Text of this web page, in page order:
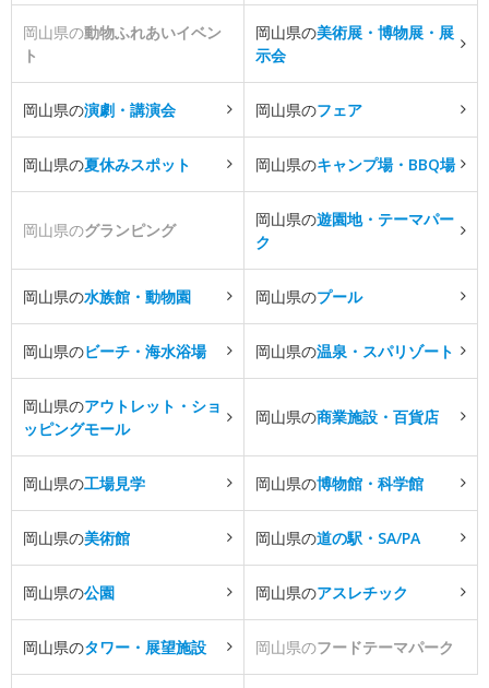
岡山県の動物ふれあいイベン
ト
岡山県の美術展・博物展・展
示会
岡山県の演劇・講演会 岡山県のフェア
岡山県の夏休みスポット 岡山県のキャンプ場・BBQ場
岡山県のグランピング
岡山県の遊園地・テーマパー
ク
岡山県の水族館・動物園 岡山県のプール
岡山県のビーチ・海水浴場 岡山県の温泉・スパリゾート
岡山県のアウトレット・ショ
ッピングモール
岡山県の商業施設・百貨店
岡山県の工場見学 岡山県の博物館・科学館
岡山県の美術館 岡山県の道の駅・SA/PA
岡山県の公園 岡山県のアスレチック
岡山県のタワー・展望施設 岡山県のフードテーマパーク